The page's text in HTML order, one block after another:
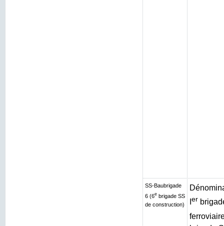
SS-Baubrigade
6 (6e brigade SS
de construction)
er